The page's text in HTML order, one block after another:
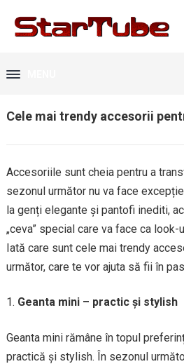
Cele mai trendy accesorii
Accesoriile sunt cheia pentru a
sezonul următor nu va face
la genți elegante și pantofi inediti,
„ceva” special care va face ca
Iată care sunt cele mai trendy
următor, care te vor ajuta să fii în
Geanta mini – practic și stylish
Geanta mini rămâne în topul
practică și stylish. În sezonul